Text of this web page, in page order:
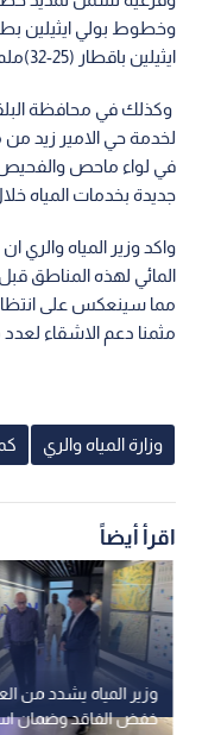
ايثيلين باقطار (25-32)ملم وبطول 2 كيلو متر .
وكذلك في محافظة
لخدمة حي الامير زيد
جديدة بخدمات المياه خلال
واكد وزير المياه والري
المائي لهذه المناطق
مما سينعكس على
مثمنا دعم الاشقاء لعدد
وزارة المياه والري
اقرأ أيضاً
وزير المياه يشدد من
خفض الفاقد وضمان